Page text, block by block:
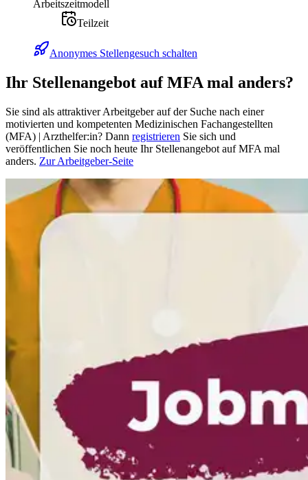
Arbeitszeitmodell
Teilzeit
Anonymes Stellengesuch schalten
Ihr Stellenangebot auf MFA mal anders?
Sie sind als attraktiver Arbeitgeber auf der Suche nach einer
motivierten und kompetenten Medizinischen Fachangestellten
(MFA) | Arzthelfer:in? Dann registrieren Sie sich und
veröffentlichen Sie noch heute Ihr Stellenangebot auf MFA mal
anders. Zur Arbeitgeber-Seite